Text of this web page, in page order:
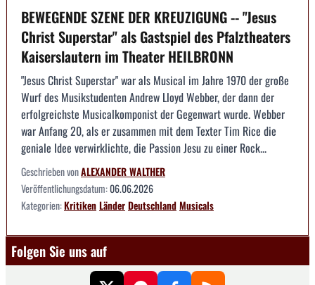
BEWEGENDE SZENE DER KREUZIGUNG -- "Jesus
Christ Superstar" als Gastspiel des Pfalztheaters
Kaiserslautern im Theater HEILBRONN
"Jesus Christ Superstar" war als Musical im Jahre 1970 der große
Wurf des Musikstudenten Andrew Lloyd Webber, der dann der
erfolgreichste Musicalkomponist der Gegenwart wurde. Webber
war Anfang 20, als er zusammen mit dem Texter Tim Rice die
geniale Idee verwirklichte, die Passion Jesu zu einer Rock...
Geschrieben vonALEXANDER WALTHER
Veröffentlichungsdatum:06.06.2026
Kategorien:KritikenLänderDeutschlandMusicals
Folgen Sie uns auf